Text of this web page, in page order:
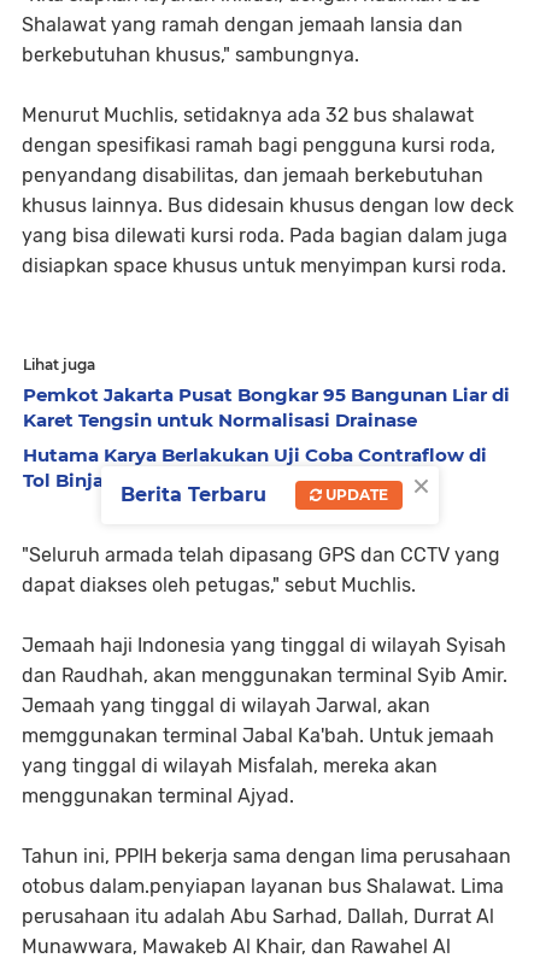
Shalawat yang ramah dengan jemaah lansia dan
berkebutuhan khusus," sambungnya.
Menurut Muchlis, setidaknya ada 32 bus shalawat
dengan spesifikasi ramah bagi pengguna kursi roda,
penyandang disabilitas, dan jemaah berkebutuhan
khusus lainnya. Bus didesain khusus dengan low deck
yang bisa dilewati kursi roda. Pada bagian dalam juga
disiapkan space khusus untuk menyimpan kursi roda.
Lihat juga
Pemkot Jakarta Pusat Bongkar 95 Bangunan Liar di
Karet Tengsin untuk Normalisasi Drainase
Hutama Karya Berlakukan Uji Coba Contraflow di
Tol Binjai–Langsa Mulai 6 Agustus
"Seluruh armada telah dipasang GPS dan CCTV yang
dapat diakses oleh petugas," sebut Muchlis.
Jemaah haji Indonesia yang tinggal di wilayah Syisah
dan Raudhah, akan menggunakan terminal Syib Amir.
Jemaah yang tinggal di wilayah Jarwal, akan
memggunakan terminal Jabal Ka'bah. Untuk jemaah
yang tinggal di wilayah Misfalah, mereka akan
menggunakan terminal Ajyad.
Tahun ini, PPIH bekerja sama dengan lima perusahaan
otobus dalam.penyiapan layanan bus Shalawat. Lima
perusahaan itu adalah Abu Sarhad, Dallah, Durrat Al
Munawwara, Mawakeb Al Khair, dan Rawahel Al
×
Berita Terbaru UPDATE